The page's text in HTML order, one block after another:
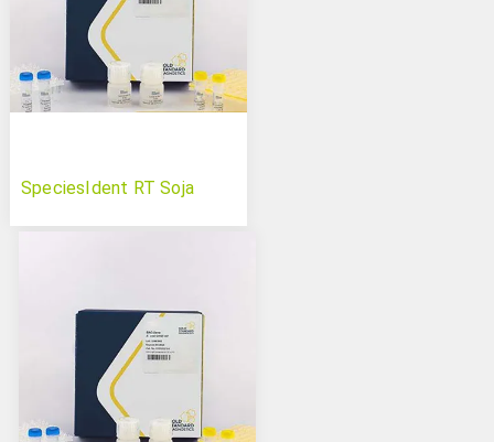
SpeciesIdent RT Soja